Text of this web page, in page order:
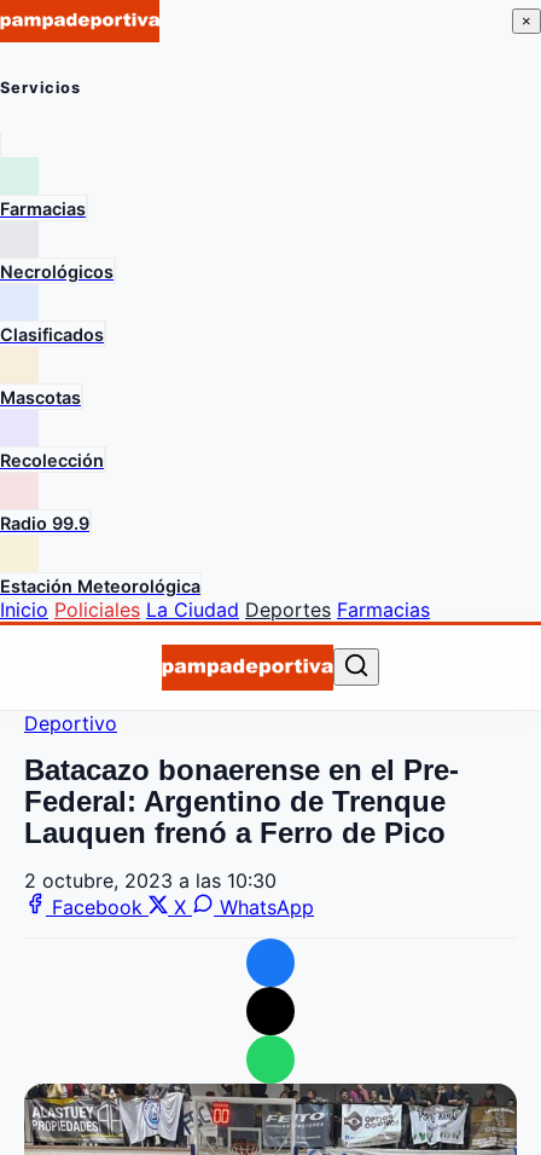
×
Servicios
Farmacias
Necrológicos
Clasificados
Mascotas
Recolección
Radio 99.9
Estación Meteorológica
Inicio Policiales La Ciudad Deportes Farmacias
Deportivo
Batacazo bonaerense en el Pre-
Federal: Argentino de Trenque
Lauquen frenó a Ferro de Pico
2 octubre, 2023 a las 10:30
Facebook
X WhatsApp